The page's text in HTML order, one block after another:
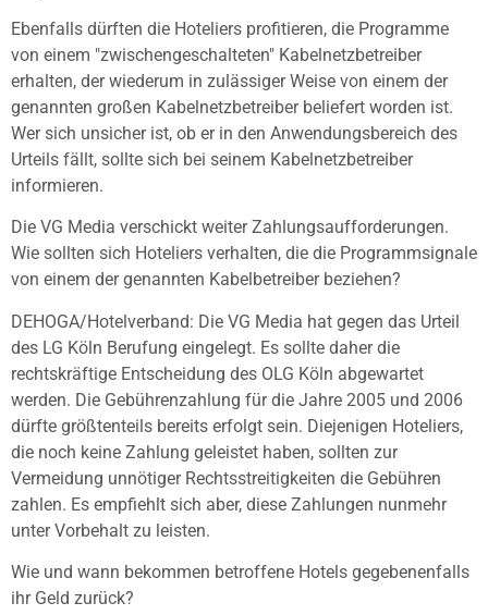
Ebenfalls dürften die Hoteliers profitieren, die Programme
von einem "zwischengeschalteten" Kabelnetzbetreiber
erhalten, der wiederum in zulässiger Weise von einem der
genannten großen Kabelnetzbetreiber beliefert worden ist.
Wer sich unsicher ist, ob er in den Anwendungsbereich des
Urteils fällt, sollte sich bei seinem Kabelnetzbetreiber
informieren.
Die VG Media verschickt weiter Zahlungsaufforderungen.
Wie sollten sich Hoteliers verhalten, die die Programmsignale
von einem der genannten Kabelbetreiber beziehen?
DEHOGA/Hotelverband: Die VG Media hat gegen das Urteil
des LG Köln Berufung eingelegt. Es sollte daher die
rechtskräftige Entscheidung des OLG Köln abgewartet
werden. Die Gebührenzahlung für die Jahre 2005 und 2006
dürfte größtenteils bereits erfolgt sein. Diejenigen Hoteliers,
die noch keine Zahlung geleistet haben, sollten zur
Vermeidung unnötiger Rechtsstreitigkeiten die Gebühren
zahlen. Es empfiehlt sich aber, diese Zahlungen nunmehr
unter Vorbehalt zu leisten.
Wie und wann bekommen betroffene Hotels gegebenenfalls
ihr Geld zurück?